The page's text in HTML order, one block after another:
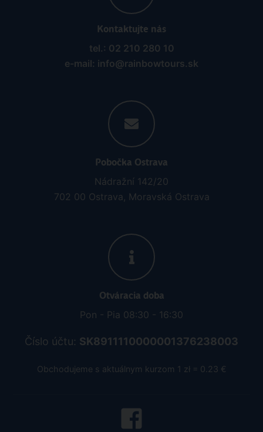
Kontaktujte nás
tel.: 02 210 280 10
e-mail: info@rainbowtours.sk
Pobočka Ostrava
Nádražní 142/20
702 00 Ostrava, Moravská Ostrava
Otváracia doba
Pon - Pia 08:30 - 16:30
Číslo účtu: SK8911110000001376238003
Obchodujeme s aktuálnym kurzom 1 zł = 0.23 €